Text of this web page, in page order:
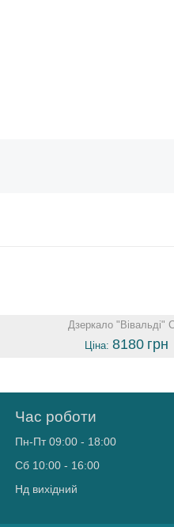
Дзеркало "Вівальді"
Ціна: 8180 грн
Час роботи
Пн-Пт 09:00 - 18:00
Сб 10:00 - 16:00
Нд вихідний